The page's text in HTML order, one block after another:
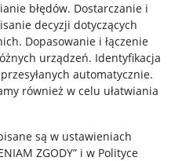
błędów. Dostarczanie i
decyzji dotyczących
. Dopasowanie i łączenie
urządzeń. Identyfikacja
automatycznie.
również w celu ułatwiania
są w ustawieniach
ZGODY” i w Polityce